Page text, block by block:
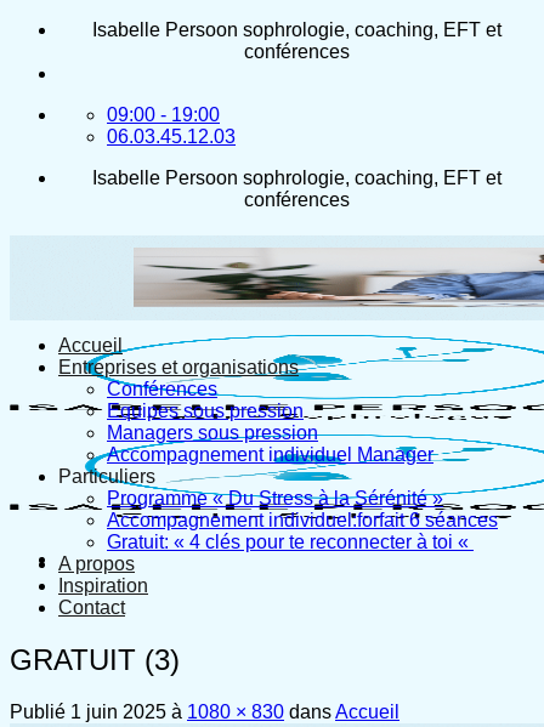
Passer
contenu
Isabelle Persoon sophrologie, coaching, EFT et
conférences
09:00 - 19:00
06.03.45.12.03
Isabelle Persoon sophrologie, coaching, EFT et
conférences
Accueil
Entreprises et organisations
Conférences
Equipes sous pression
Managers sous pression
Accompagnement individuel Manager
Particuliers
Programme « Du Stress à la Sérénité »
Accompagnement individuel:forfait 6 séances
Gratuit: « 4 clés pour te reconnecter à toi «
A propos
Inspiration
Contact
GRATUIT (3)
Publié 1 juin 2025 à 1080 × 830 dansAccueil